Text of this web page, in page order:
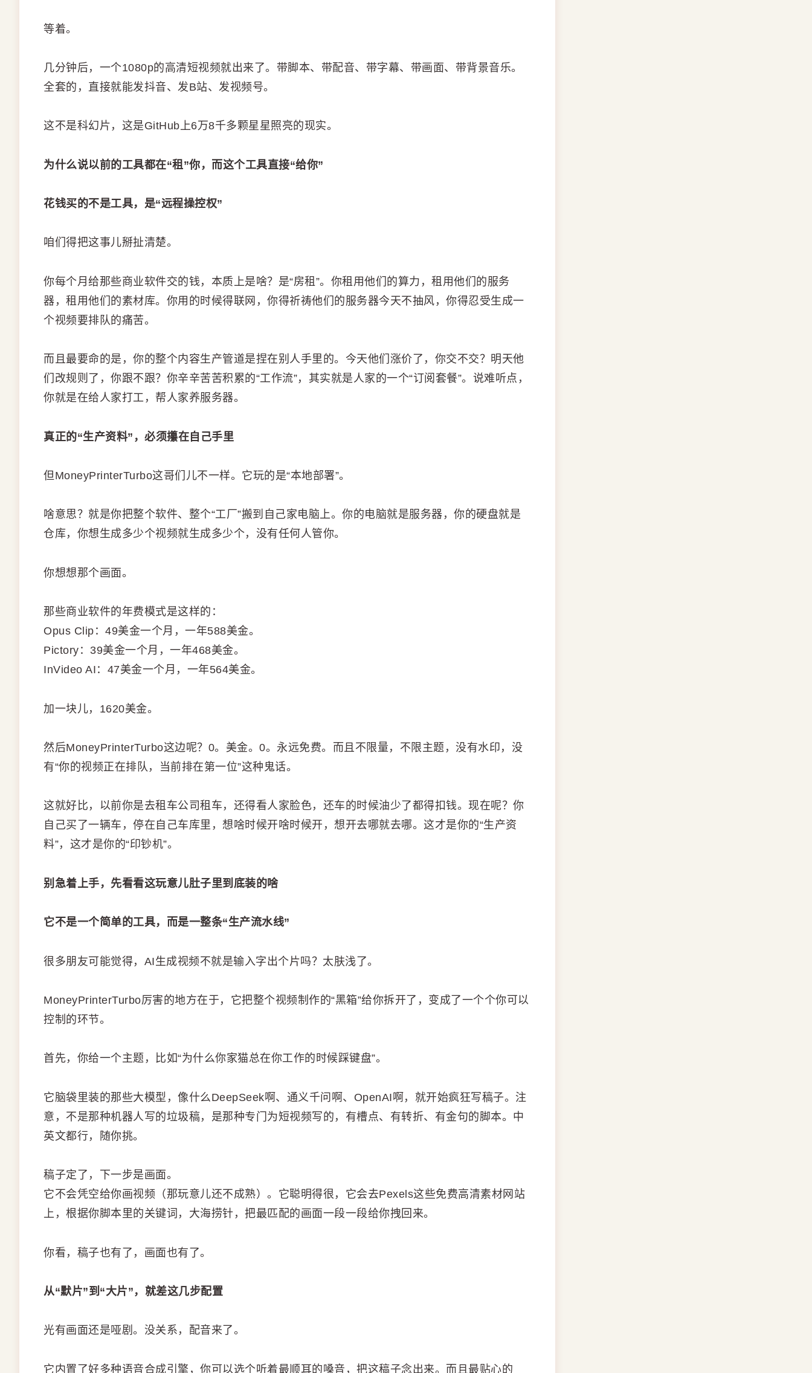
等着。
几分钟后，一个1080p的高清短视频就出来了。带脚本、带配音、带字幕、带画面、带背景音乐。
全套的，直接就能发抖音、发B站、发视频号。
这不是科幻片，这是GitHub上6万8千多颗星星照亮的现实。
为什么说以前的工具都在“租”你，而这个工具直接“给你”
花钱买的不是工具，是“远程操控权”
咱们得把这事儿掰扯清楚。
你每个月给那些商业软件交的钱，本质上是啥？是“房租”。你租用他们的算力，租用他们的服务
器，租用他们的素材库。你用的时候得联网，你得祈祷他们的服务器今天不抽风，你得忍受生成一
个视频要排队的痛苦。
而且最要命的是，你的整个内容生产管道是捏在别人手里的。今天他们涨价了，你交不交？明天他
们改规则了，你跟不跟？你辛辛苦苦积累的“工作流”，其实就是人家的一个“订阅套餐”。说难听点，
你就是在给人家打工，帮人家养服务器。
真正的“生产资料”，必须攥在自己手里
但MoneyPrinterTurbo这哥们儿不一样。它玩的是“本地部署”。
啥意思？就是你把整个软件、整个“工厂”搬到自己家电脑上。你的电脑就是服务器，你的硬盘就是
仓库，你想生成多少个视频就生成多少个，没有任何人管你。
你想想那个画面。
那些商业软件的年费模式是这样的：
Opus Clip：49美金一个月，一年588美金。
Pictory：39美金一个月，一年468美金。
InVideo AI：47美金一个月，一年564美金。
加一块儿，1620美金。
然后MoneyPrinterTurbo这边呢？0。美金。0。永远免费。而且不限量，不限主题，没有水印，没
有“你的视频正在排队，当前排在第一位”这种鬼话。
这就好比，以前你是去租车公司租车，还得看人家脸色，还车的时候油少了都得扣钱。现在呢？你
自己买了一辆车，停在自己车库里，想啥时候开啥时候开，想开去哪就去哪。这才是你的“生产资
料”，这才是你的“印钞机”。
别急着上手，先看看这玩意儿肚子里到底装的啥
它不是一个简单的工具，而是一整条“生产流水线”
很多朋友可能觉得，AI生成视频不就是输入字出个片吗？太肤浅了。
MoneyPrinterTurbo厉害的地方在于，它把整个视频制作的“黑箱”给你拆开了，变成了一个个你可以
控制的环节。
首先，你给一个主题，比如“为什么你家猫总在你工作的时候踩键盘”。
它脑袋里装的那些大模型，像什么DeepSeek啊、通义千问啊、OpenAI啊，就开始疯狂写稿子。注
意，不是那种机器人写的垃圾稿，是那种专门为短视频写的，有槽点、有转折、有金句的脚本。中
英文都行，随你挑。
稿子定了，下一步是画面。
它不会凭空给你画视频（那玩意儿还不成熟）。它聪明得很，它会去Pexels这些免费高清素材网站
上，根据你脚本里的关键词，大海捞针，把最匹配的画面一段一段给你拽回来。
你看，稿子也有了，画面也有了。
从“默片”到“大片”，就差这几步配置
光有画面还是哑剧。没关系，配音来了。
它内置了好多种语音合成引擎，你可以选个听着最顺耳的嗓音，把这稿子念出来。而且最贴心的